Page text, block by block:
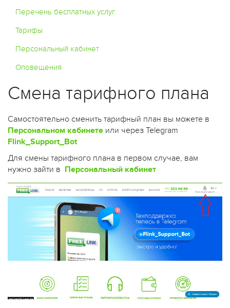
Перечень бесплатных услуг
Тарифы
Персональный кабинет
Оповещения
Смена тарифного плана
Самостоятельно сменить тарифный план вы можете в
Персональном кабинете или через Telegram
Flink_Support_Bot
Для смены тарифного плана в первом случае, вам
нужно зайти в Персональный кабинет